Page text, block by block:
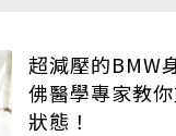
超減壓的BMW
佛醫學專家教
狀態！